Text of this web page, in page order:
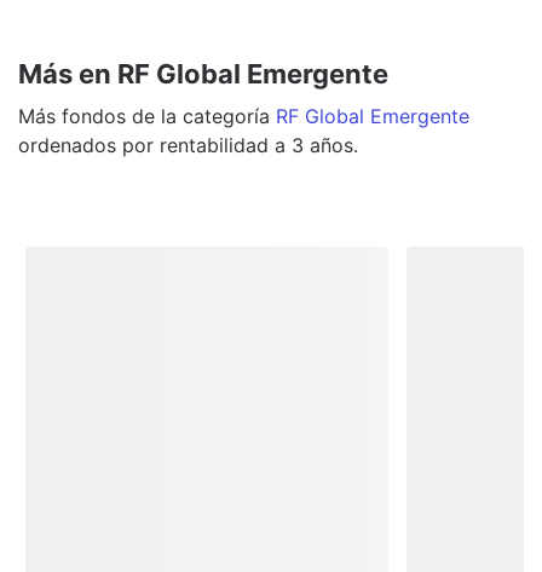
Más en RF Global Emergente
Más fondos de la categoría RF Global Emergente
ordenados por rentabilidad a 3 años.